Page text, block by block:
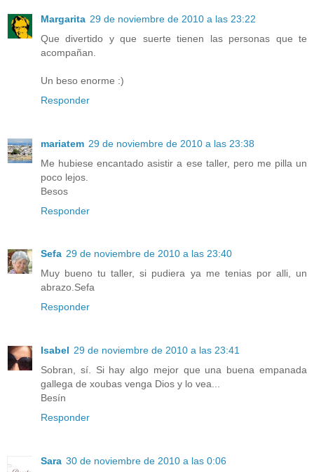
Margarita 29 de noviembre de 2010 a las 23:22
Que divertido y que suerte tienen las personas que te
acompañan.
Un beso enorme :)
Responder
mariatem 29 de noviembre de 2010 a las 23:38
Me hubiese encantado asistir a ese taller, pero me pilla un
poco lejos.
Besos
Responder
Sefa 29 de noviembre de 2010 a las 23:40
Muy bueno tu taller, si pudiera ya me tenias por alli, un
abrazo.Sefa
Responder
Isabel 29 de noviembre de 2010 a las 23:41
Sobran, sí. Si hay algo mejor que una buena empanada
gallega de xoubas venga Dios y lo vea...
Besín
Responder
Sara 30 de noviembre de 2010 a las 0:06